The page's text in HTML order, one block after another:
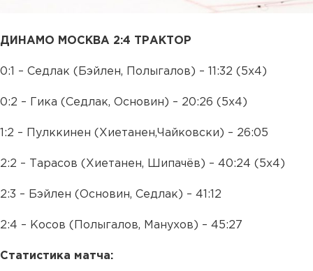
ДИНАМО МОСКВА 2:4 ТРАКТОР
0:1 – Седлак (Бэйлен, Полыгалов) – 11:32 (5х4)
0:2 – Гика (Седлак, Основин) – 20:26 (5х4)
1:2 – Пулккинен (Хиетанен,Чайковски) – 26:05
2:2 – Тарасов (Хиетанен, Шипачёв) – 40:24 (5х4)
2:3 – Бэйлен (Основин, Седлак) – 41:12
2:4 – Косов (Полыгалов, Манухов) – 45:27
Статистика матча: